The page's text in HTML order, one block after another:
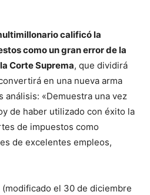
calificó la
como un gran error de la
Corte Suprema, que dividirá
en una nueva arma
análisis: «Demuestra una vez
de haber utilizado con éxito la
de impuestos como
de excelentes empleos,
el 30 de diciembre